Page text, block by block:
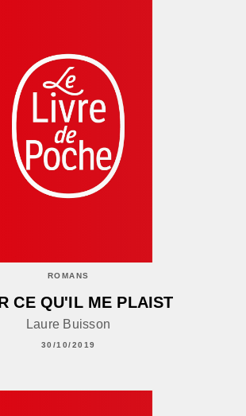
ROMANS
CE QU'IL ME PLAIST
Laure Buisson
30/10/2019